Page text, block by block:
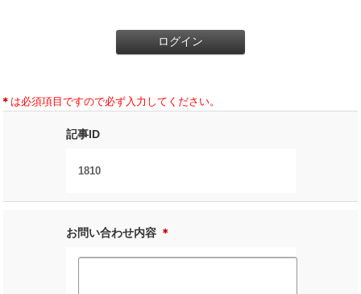
＊ は必須項目ですので必ず入力してください。
記事ID
1810
お問い合わせ内容 ＊